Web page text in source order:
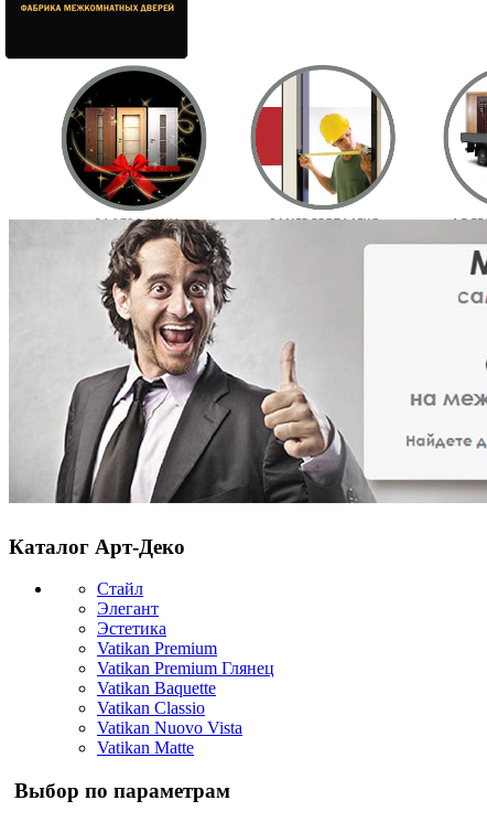
Каталог Арт-Деко
Стайл
Элегант
Эстетика
Vatikan Premium
Vatikan Premium Глянец
Vatikan Baquette
Vatikan Classio
Vatikan Nuovo Vista
Vatikan Matte
Выбор по параметрам